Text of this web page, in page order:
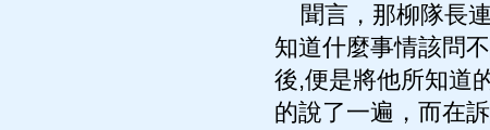
聞言，那柳隊長連
知道什麼事情該問
後,便是將他所知道
的說了一遍，而在